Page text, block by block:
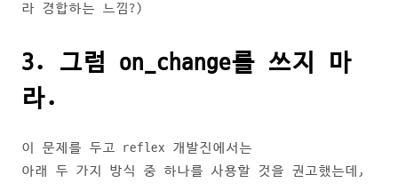
라 경합하는 느낌?)
3. 그럼 on_change를 쓰지 마
라.
이 문제를 두고 reflex 개발진에서는
아래 두 가지 방식 중 하나를 사용할 것을 권고했는데,